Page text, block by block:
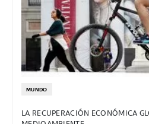
MUNDO
LA RECUPERACIÓN ECONÓMICA